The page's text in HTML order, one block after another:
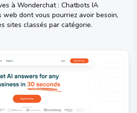
à Wonderchat : Chatbots IA
web dont vous pourriez avoir besoin,
sites classés par catégorie.